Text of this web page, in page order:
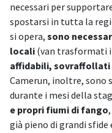
necessari per
spostarsi in tutta la
si opera, sono
locali (van trasformati
affidabili, sovraffollati
Camerun, inoltre, sono
durante i mesi della
e propri fiumi di fango
già pieno di grandi